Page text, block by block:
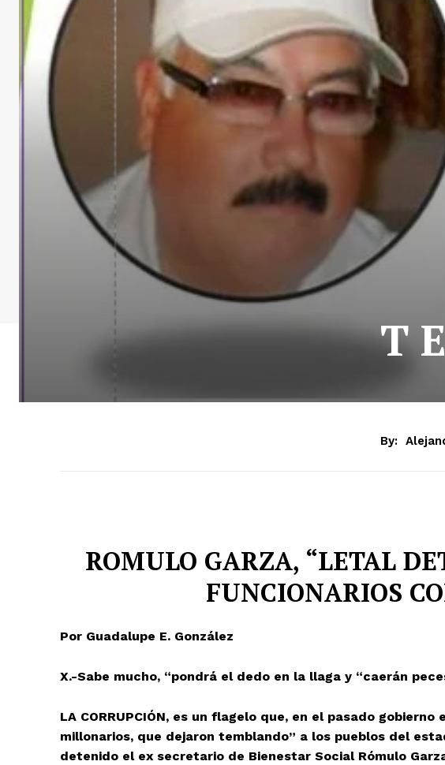
T
By:
ROMULO GARZA, “LETAL
FUNCIONARIOS
Por Guadalupe E. González
X.-Sabe mucho, “pondrá el dedo en la llaga y “caerán
LA CORRUPCIÓN, es un flagelo que, en el pasado
millonarios, que dejaron temblando” a los pueblos del
detenido el ex secretario de Bienestar Social Rómulo